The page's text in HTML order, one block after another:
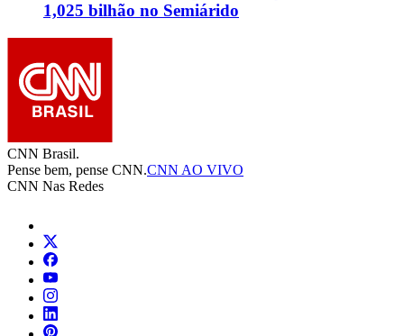
1,025 bilhão no Semiárido
CNN Brasil.
Pense bem, pense CNN.CNN AO VIVO
CNN Nas Redes